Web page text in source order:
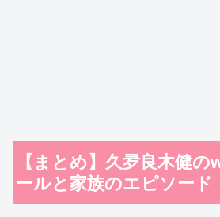
【まとめ】久夛良木健
ールと家族のエピソード